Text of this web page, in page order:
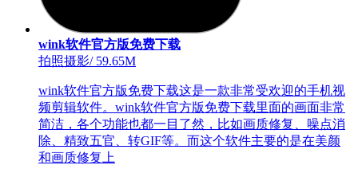
wink软件官方版免费下载
拍照摄影/59.65M
wink软件官方版免费下载这是一款非常受欢迎的手机视
频剪辑软件。wink软件官方版免费下载里面的画面非常
简洁，各个功能也都一目了然，比如画质修复、噪点消
除、精致五官、转GIF等。而这个软件主要的是在美颜
和画质修复上